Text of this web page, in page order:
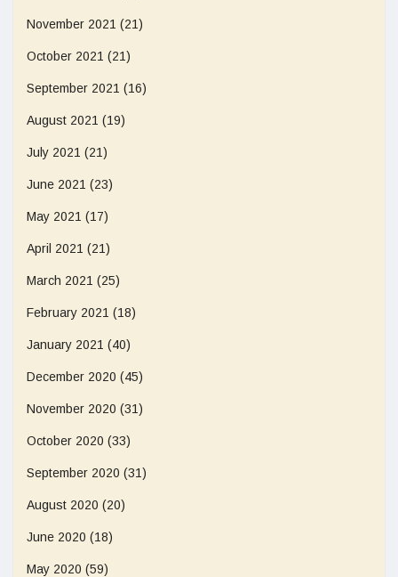
November 2021 (21)
October 2021 (21)
September 2021 (16)
August 2021 (19)
July 2021 (21)
June 2021 (23)
May 2021 (17)
April 2021 (21)
March 2021 (25)
February 2021 (18)
January 2021 (40)
December 2020 (45)
November 2020 (31)
October 2020 (33)
September 2020 (31)
August 2020 (20)
June 2020 (18)
May 2020 (59)